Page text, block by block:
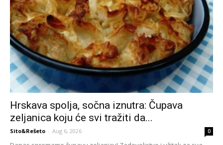
Hrskava spolja, sočna iznutra: Čupava
zeljanica koju će svi tražiti da...
Sito&Rešeto - Aug 6, 2026 0